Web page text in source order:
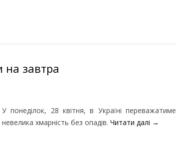
на завтра
У понеділок, 28 квітня, в Україні переважатиме
невелика хмарність без опадів. Читати далі →